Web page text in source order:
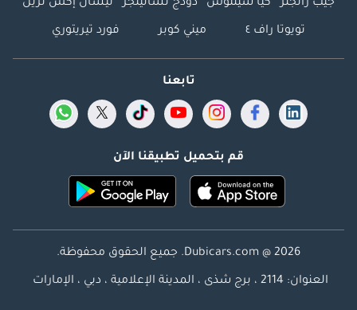
جيب رانجلر كيا سيلتوس دودج تشالينجر نيسان إكس تريل
تويوتا راف ٤ ميني كوبر فورد تيريتوري
تابعنا
قم بتحميل تطبيقنا الآن
Dubicars.com @ 2026. جميع الحقوق محفوظة.
العنوان: 2114 ، برج شذى ، المدينة الإعلامية ، دبي ، الإمارات